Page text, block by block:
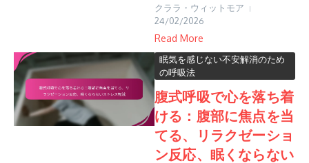
クララ・ウィットモア
24/02/2026
Read More
眠気を感じない不安解消のため
の呼吸法
腹式呼吸で心を落ち着
ける：腹部に焦点を当
てる、リラクゼーショ
ン反応、眠くならない